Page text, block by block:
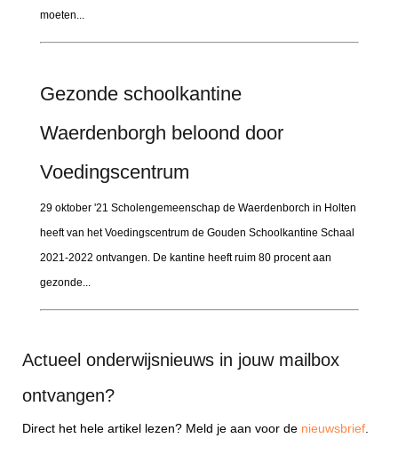
moeten...
Gezonde schoolkantine
Waerdenborgh beloond door
Voedingscentrum
29 oktober '21 Scholengemeenschap de Waerdenborch in Holten
heeft van het Voedingscentrum de Gouden Schoolkantine Schaal
2021-2022 ontvangen. De kantine heeft ruim 80 procent aan
gezonde...
Actueel onderwijsnieuws in jouw mailbox
ontvangen?
Direct het hele artikel lezen? Meld je aan voor de nieuwsbrief